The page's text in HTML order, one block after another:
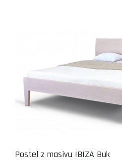
Postel z masivu IBIZA Buk